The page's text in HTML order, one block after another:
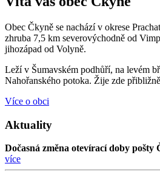
Obec Čkyně se nachází v okrese
zhruba 7,5 km severovýchodně od
jihozápad od Volyně.
Leží v Šumavském podhůří, na levém
Nahořanského potoka. Žije zde
Více o obci
Aktuality
Dočasná změna otevírací doby pošty
více